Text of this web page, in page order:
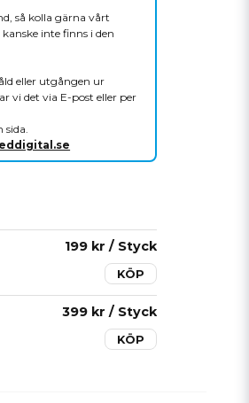
så kolla gärna vårt
inte finns i den
eller utgången ur
vi det via E-post eller per
sida.
199 kr / Styck
KÖP
399 kr / Styck
KÖP